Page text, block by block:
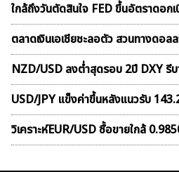
ใกล้ถึงวันตัดสินใจ FED ขึ้นอัตราดอก
ตลาดเงินเอเชียชะลอตัว สวนทางดอล
NZD/USD ลงต่ำสุดรอบ 2ปี DXY รี
USD/JPY แข็งค่าขึ้นหลังแนวรับ
วิเคราะห์EUR/USD ซื้อขายใกล้